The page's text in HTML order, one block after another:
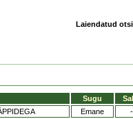
Laiendatud
Sugu
Emane -